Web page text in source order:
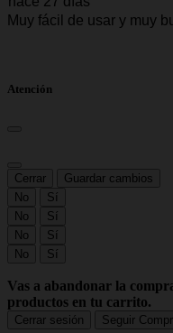
Atención
Cerrar
Guardar cambios
No
Sí
No
Sí
No
Sí
No
Sí
Vas a abandonar la
productos en tu carrito.
Cerrar sesión Seguir